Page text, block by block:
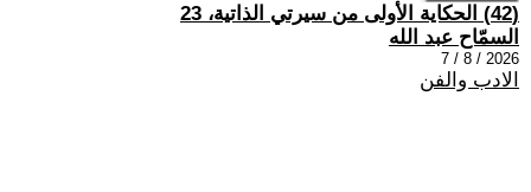
(42) الحكاية الأولى من سيرتي الذاتية، 23
السمّاح عبد الله
2026 / 8 / 7
الادب والفن